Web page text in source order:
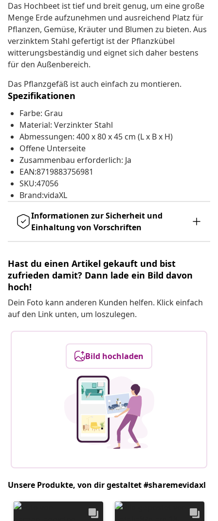
Das Hochbeet ist tief und breit genug, um eine große
Menge Erde aufzunehmen und ausreichend Platz für
Pflanzen, Gemüse, Kräuter und Blumen zu bieten. Aus
verzinktem Stahl gefertigt ist der Pflanzkübel
witterungsbeständig und eignet sich daher bestens
für den Außenbereich.
Das Pflanzgefäß ist auch einfach zu montieren.
Spezifikationen
Farbe: Grau
Material: Verzinkter Stahl
Abmessungen: 400 x 80 x 45 cm (L x B x H)
Offene Unterseite
Zusammenbau erforderlich: Ja
EAN:8719883756981
SKU:47056
Brand:vidaXL
Informationen zur Sicherheit und
Einhaltung von Vorschriften
Hast du einen Artikel gekauft und bist
zufrieden damit? Dann lade ein Bild davon
hoch!
Dein Foto kann anderen Kunden helfen. Klick einfach
auf den Link unten, um loszulegen.
Bild hochladen
Unsere Produkte, von dir gestaltet #sharemevidaxl